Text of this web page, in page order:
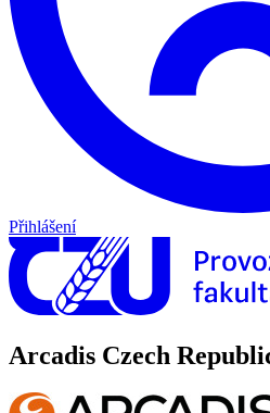
Přihlášení
Arcadis Czech